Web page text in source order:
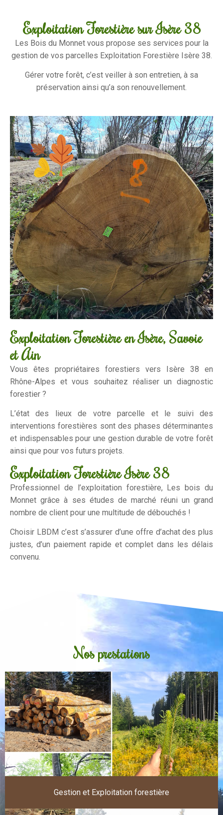
Exploitation Forestière sur Isère 38
Les Bois du Monnet vous propose ses services pour la
gestion de vos parcelles Exploitation Forestière Isère 38.
Gérer votre forêt, c’est veiller à son entretien, à sa
préservation ainsi qu’a son renouvellement.
Exploitation Forestière en Isère, Savoie
et Ain
Vous êtes propriétaires forestiers vers Isère 38 en
Rhône-Alpes et vous souhaitez réaliser un diagnostic
forestier ?
L’état des lieux de votre parcelle et le suivi des
interventions forestières sont des phases déterminantes
et indispensables pour une gestion durable de votre forêt
ainsi que pour vos futurs projets.
Exploitation Forestière Isère 38
Professionnel de l’exploitation forestière, Les bois du
Monnet grâce à ses études de marché réuni un grand
nombre de client pour une multitude de débouchés !
Choisir LBDM c’est s’assurer d’une offre d’achat des plus
justes, d’un paiement rapide et complet dans les délais
convenu.
Nos prestations
Gestion et Exploitation forestière